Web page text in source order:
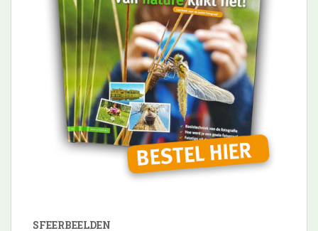
SFEERBEELDEN